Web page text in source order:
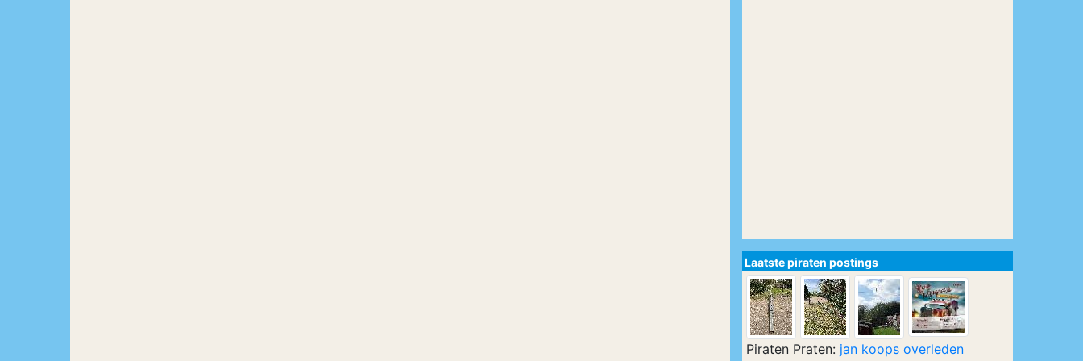
Laatste piraten postings
Piraten Praten: jan koops overleden